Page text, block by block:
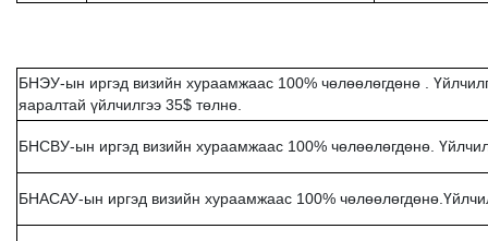
БНЭУ-ын иргэд визийн хураамжаас 100% чөлөөлөгдөнө .
яаралтай үйлчилгээ 35$ төлнө.
БНСВУ-ын иргэд визийн хураамжаас 100% чөлөөлөгдөнө.
БНАСАУ-ын иргэд визийн хураамжаас 100%